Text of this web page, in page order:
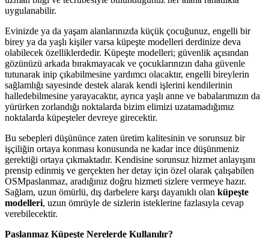
uygulanabilir.
Evinizde ya da yaşam alanlarınızda küçük çocuğunuz, engelli bir
birey ya da yaşlı kişiler varsa küpeşte modelleri derdinize deva
olabilecek özelliklerdedir. Küpeşte modelleri; güvenlik açısından
gözünüzü arkada bırakmayacak ve çocuklarınızın daha güvenle
tutunarak inip çıkabilmesine yardımcı olacaktır, engelli bireylerin
sağlamlığı sayesinde destek alarak kendi işlerini kendilerinin
halledebilmesine yarayacaktır, ayrıca yaşlı anne ve babalarımızın da
yürürken zorlandığı noktalarda bizim elimizi uzatamadığımız
noktalarda küpeşteler devreye girecektir.
Bu sebepleri düşününce zaten üretim kalitesinin ve sorunsuz bir
işçiliğin ortaya konması konusunda ne kadar ince düşünmeniz
gerektiği ortaya çıkmaktadır. Kendisine sorunsuz hizmet anlayışını
prensip edinmiş ve gerçekten her detay için özel olarak çalışabilen
OSMpaslanmaz, aradığınız doğru hizmeti sizlere vermeye hazır.
Sağlam, uzun ömürlü, dış darbelere karşı dayanıklı olan küpeşte
modelleri, uzun ömrüyle de sizlerin isteklerine fazlasıyla cevap
verebilecektir.
Paslanmaz Küpeşte Nerelerde Kullanılır?